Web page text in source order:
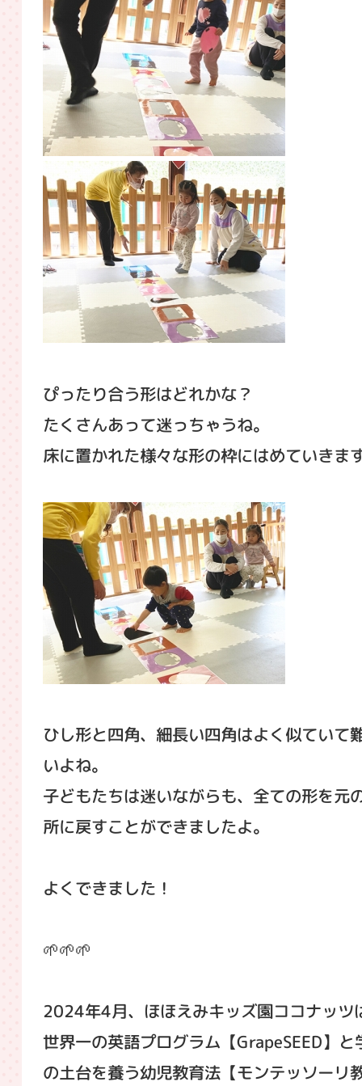
ぴったり合う形はどれかな？
たくさんあって迷っちゃうね。
床に置かれた様々な形の枠にはめていきま
ひし形と四角、細長い四角はよく似ていて
いよね。
子どもたちは迷いながらも、全ての形を元
所に戻すことができましたよ。
よくできました！
🌱🌱🌱
2024年4月、ほほえみキッズ園ココナッツ
世界一の英語プログラム【GrapeSEED】と
の土台を養う幼児教育法【モンテッソーリ